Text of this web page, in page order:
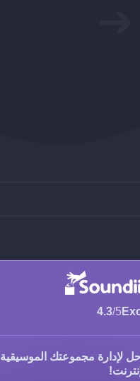
4.3/5
لإدارة مجموعتك الموسيقية